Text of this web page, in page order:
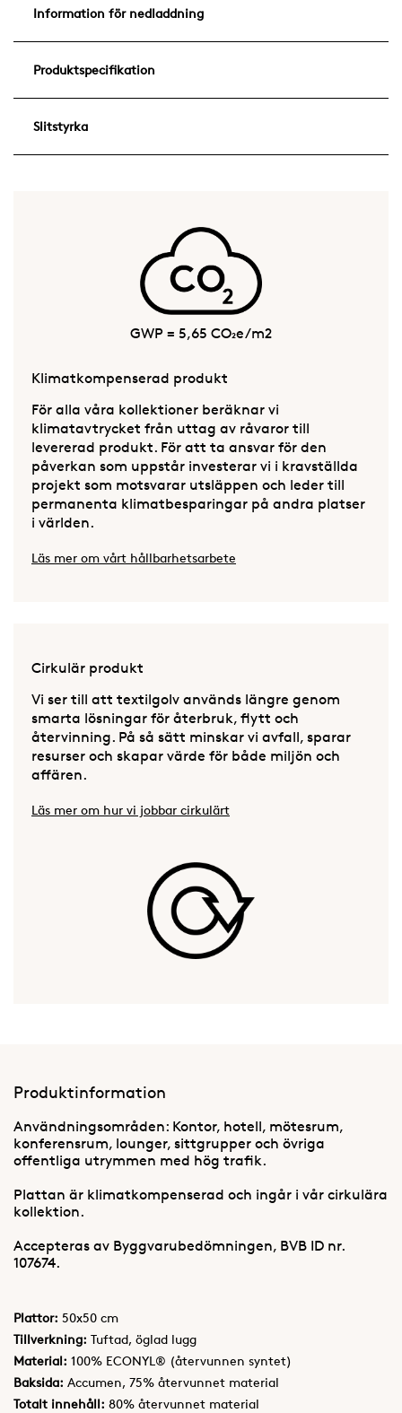
Information för nedladdning
Produktspecifikation
Slitstyrka
Klimatkompenserad produkt
För alla våra kollektioner beräknar vi
klimatavtrycket från uttag av råvaror till
levererad produkt. För att ta ansvar för den
påverkan som uppstår investerar vi i kravställda
projekt som motsvarar utsläppen och leder till
permanenta klimatbesparingar på andra platser
i världen.
Läs mer om vårt hållbarhetsarbete
GWP = 5,65 CO₂e/m2
Cirkulär produkt
Vi ser till att textilgolv används längre genom
smarta lösningar för återbruk, flytt och
återvinning. På så sätt minskar vi avfall, sparar
resurser och skapar värde för både miljön och
affären.
Läs mer om hur vi jobbar cirkulärt
Produktinformation
Användningsområden: Kontor, hotell, mötesrum,
konferensrum, lounger, sittgrupper och övriga
offentliga utrymmen med hög trafik.
Plattan är klimatkompenserad och ingår i vår cirkulära
kollektion.
Accepteras av Byggvarubedömningen, BVB ID nr.
107674.
Plattor: 50x50 cm
Tillverkning: Tuftad, öglad lugg
Material: 100% ECONYL® (återvunnen syntet)
Baksida: Accumen, 75% återvunnet material
Totalt innehåll: 80% återvunnet material